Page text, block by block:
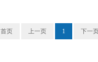
首页 上一页 1 下一